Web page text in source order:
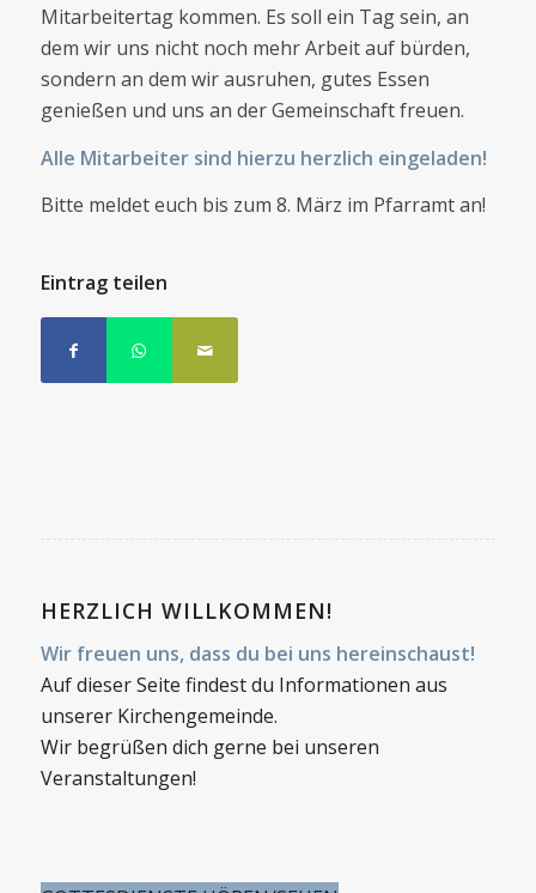
Mitarbeitertag kommen. Es soll ein Tag sein, an
dem wir uns nicht noch mehr Arbeit auf bürden,
sondern an dem wir ausruhen, gutes Essen
genießen und uns an der Gemeinschaft freuen.
Alle Mitarbeiter sind hierzu herzlich eingeladen!
Bitte meldet euch bis zum 8. März im Pfarramt an!
Eintrag teilen
HERZLICH WILLKOMMEN!
Wir freuen uns, dass du bei uns hereinschaust!
Auf dieser Seite findest du Informationen aus
unserer Kirchengemeinde.
Wir begrüßen dich gerne bei unseren
Veranstaltungen!